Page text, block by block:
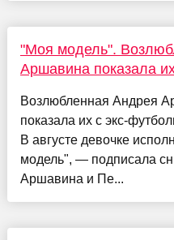
"Моя модель".
Аршавина показала
Возлюбленная Андрея
показала их с экс-
В августе девочке
модель", — подписала
Аршавина и Пе...